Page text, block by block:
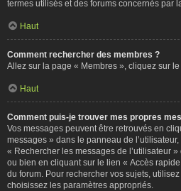
termes utilisés et des forums concernés par
Haut
Comment rechercher des membres ?
Allez sur la page « Membres », cliquez sur
Haut
Comment puis-je trouver mes propres
Vos messages peuvent être retrouvés en
messages » dans le panneau de
« Rechercher les messages de l’utilisateur
ou bien en cliquant sur le lien « Accès
du forum. Pour rechercher vos sujets,
choisissez les paramètres appropriés.